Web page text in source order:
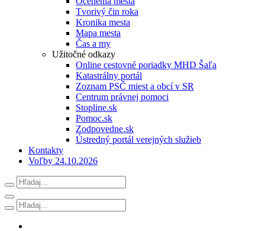
Tvorivý čin roka
Kronika mesta
Mapa mesta
Čas a my
Užitočné odkazy
Online cestovné poriadky MHD Šaľa
Katastrálny portál
Zoznam PSČ miest a obcí v SR
Centrum právnej pomoci
Stopline.sk
Pomoc.sk
Zodpovedne.sk
Ústredný portál verejných služieb
Kontakty
Voľby 24.10.2026